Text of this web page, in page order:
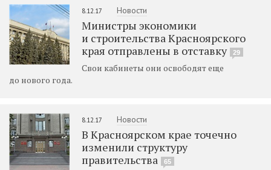
8.12.17 Новости
Министры экономики
и строительства Красноярского
края отправлены в отставку
29
Свои кабинеты они освободят еще
до нового года.
8.12.17 Новости
В Красноярском крае точечно
изменили структуру
правительства
65